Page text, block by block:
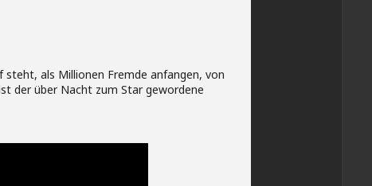
als Millionen Fremde anfangen, von
der über Nacht zum Star gewordene